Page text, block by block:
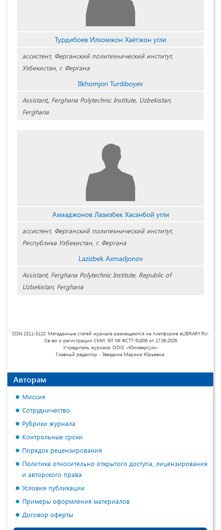
Турдибоев Илхомжон Хаётжон угли
ассистент, Ферганский политехнический институт,
Узбекистан, г. Фергана
Ilkhomjon Turdiboyev
Assistant, Ferghana Polytechnic Institute, Uzbekistan,
Ferghana
Ахмаджонов Лазизбек Хасанбой угли
ассистент, Ферганский политехнический институт,
Республика Узбекистан, г. Фергана
Lazizbek Axmadjonov
Assistant, Ferghana Polytechnic Institute, Republic of
Uzbekistan, Ferghana
ISSN 2311-5122. Метаданные статей журнала размещаются на платформе eLIBRARY.RU.
Св-во о регистрации СМИ: ЭЛ № ФС77-91806 от 17.06.2026
Учредитель журнала: ООО «Юниверсум»
Главный редактор - Звездина Марина Юрьевна.
Авторам
Миссия
Сотрудничество
Рубрики журнала
Контрольные сроки
Порядок рецензирования
Политика относительно открытого доступа, лицензирования
и авторского права
Условия публикации
Примеры оформления материалов
Договор оферты